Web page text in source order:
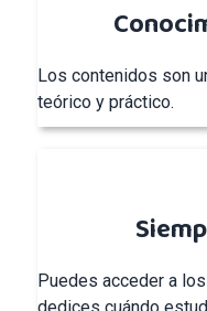
Los contenidos son
teórico y práctico.
Puedes acceder a